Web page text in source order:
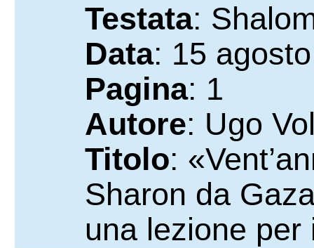
Testata:
Data: 15
Pagina: 1
Autore: Ugo
Titolo:
Sharon da
una lezione per